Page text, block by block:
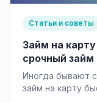
Статьи и советы
Займ на
срочный займ
Иногда бывают
займ на карту